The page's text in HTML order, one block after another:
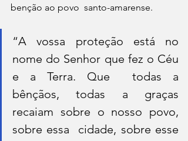
benção ao povo  santo-amarense.
“A vossa proteção está no
nome do Senhor que fez o Céu
e a Terra. Que  todas a
bênçãos, todas a graças
recaiam sobre o nosso povo,
sobre essa  cidade, sobre esse